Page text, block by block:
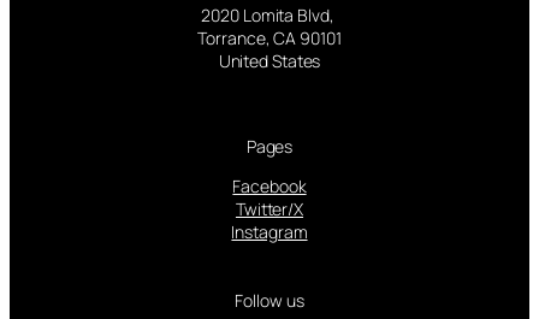
2020 Lomita Blvd,
Torrance, CA 90101
United States
Pages
Facebook
Twitter/X
Instagram
Follow us